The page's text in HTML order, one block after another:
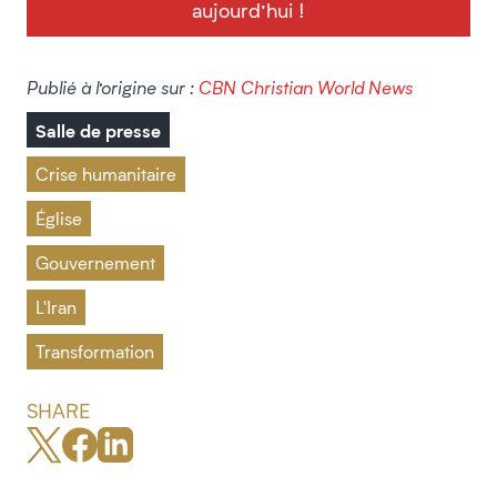
aujourd’hui !
Publié à l’origine sur : CBN Christian World News
Salle de presse
Crise humanitaire
Église
Gouvernement
L'Iran
Transformation
SHARE